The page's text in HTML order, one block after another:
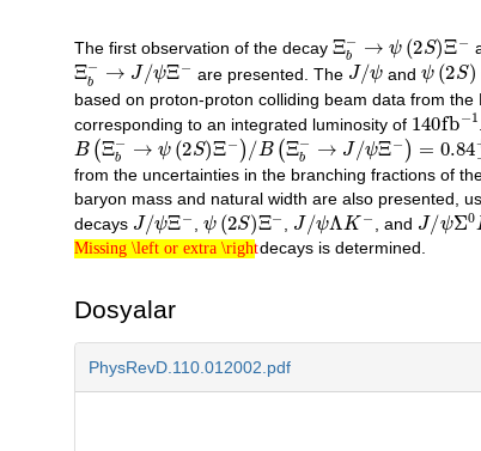
Açıklama
The first observation of the decay Ξb ψ (2S)Ξ−
Ξb J/ ψ Ξ− are presented. The J/ ψ and ψ (2 S)
based on proton-proton colliding beam data from
corresponding to an integrated luminosity of 140fb−
B(Ξb−→ψ(2S)Ξ− )/B(Ξb−→J/ψΞ−)=0.84−0.19
from the uncertainties in the branching fractions of
baryon mass and natural width are also presented,
decays J/ψΞ− ψ(2S)Ξ− J/ ψΛ K− , and J/ψΣ0
Missing \left or extra \right decays is determined.
Dosyalar
PhysRevD.110.012002.pdf